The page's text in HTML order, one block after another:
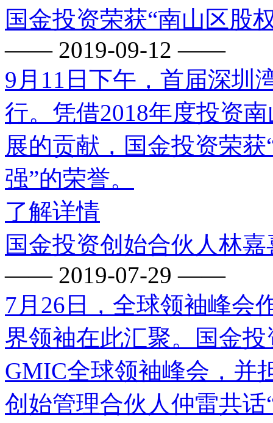
国金投资荣获“南山区股
—— 2019-09-12 ——
9月11日下午，首届深圳
行。凭借2018年度投资
展的贡献，国金投资荣
强”的荣誉。
了解详情
国金投资创始合伙人林
—— 2019-07-29 ——
7月26日，全球领袖峰会
界领袖在此汇聚。国金
GMIC全球领袖峰会，并
创始管理合伙人仲雷共